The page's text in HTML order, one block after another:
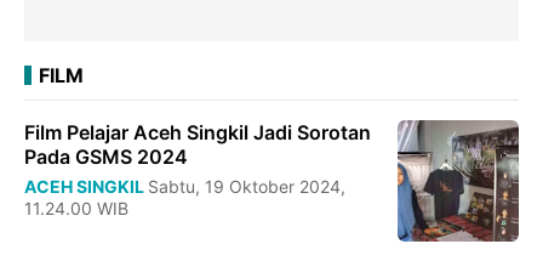
FILM
Film Pelajar Aceh Singkil Jadi Sorotan
Pada GSMS 2024
ACEH SINGKIL Sabtu, 19 Oktober 2024,
11.24.00 WIB